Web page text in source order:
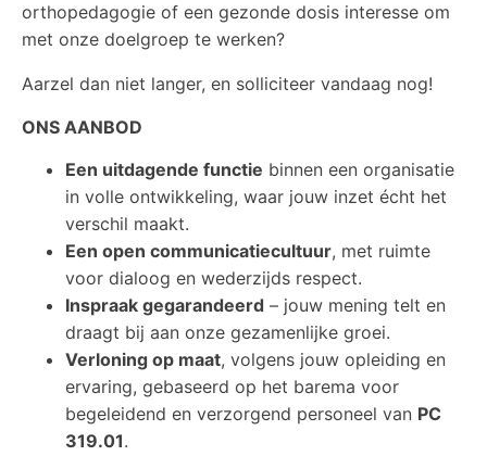
orthopedagogie of een gezonde dosis interesse om
met onze doelgroep te werken?
Aarzel dan niet langer, en solliciteer vandaag nog!
ONS AANBOD
Een uitdagende functie binnen een organisatie
in volle ontwikkeling, waar jouw inzet écht het
verschil maakt.
Een open communicatiecultuur, met ruimte
voor dialoog en wederzijds respect.
Inspraak gegarandeerd – jouw mening telt en
draagt bij aan onze gezamenlijke groei.
Verloning op maat, volgens jouw opleiding en
ervaring, gebaseerd op het barema voor
begeleidend en verzorgend personeel van PC
319.01.